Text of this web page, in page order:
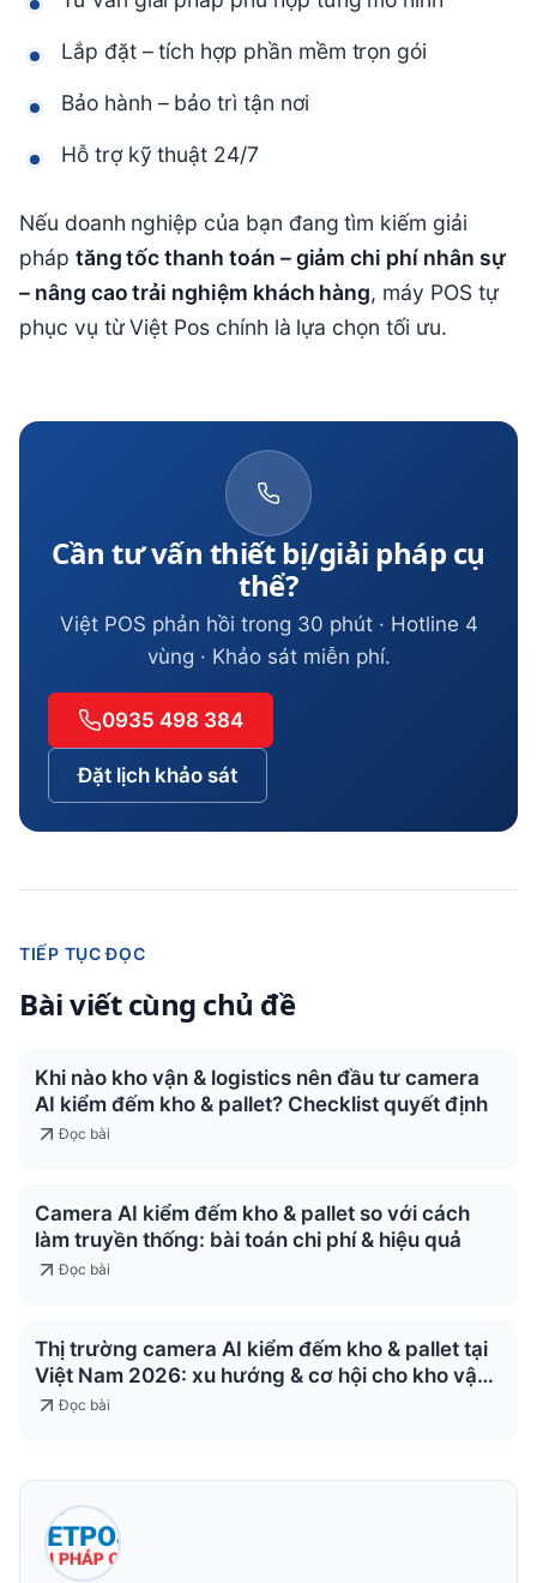
Lắp đặt – tích hợp phần mềm trọn gói
Bảo hành – bảo trì tận nơi
Hỗ trợ kỹ thuật 24/7
Nếu doanh nghiệp của bạn đang tìm kiếm giải
pháp tăng tốc thanh toán – giảm chi phí nhân sự
– nâng cao trải nghiệm khách hàng, máy POS tự
phục vụ từ Việt Pos chính là lựa chọn tối ưu.
Cần tư vấn thiết bị/giải pháp cụ
thể?
Việt POS phản hồi trong 30 phút · Hotline 4
vùng · Khảo sát miễn phí.
0935 498 384
Đặt lịch khảo sát
TIẾP TỤC ĐỌC
Bài viết cùng chủ đề
Khi nào kho vận & logistics nên đầu tư camera
AI kiểm đếm kho & pallet? Checklist quyết định
Đọc bài
Camera AI kiểm đếm kho & pallet so với cách
làm truyền thống: bài toán chi phí & hiệu quả
Đọc bài
Thị trường camera AI kiểm đếm kho & pallet tại
Việt Nam 2026: xu hướng & cơ hội cho kho vận
& logistics
Đọc bài